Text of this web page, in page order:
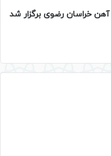
آهن خراسان رضوی برگزار شد